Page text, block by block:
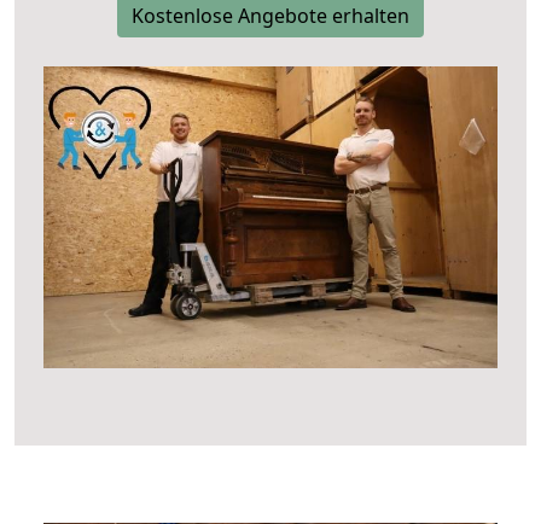
Kostenlose Angebote erhalten